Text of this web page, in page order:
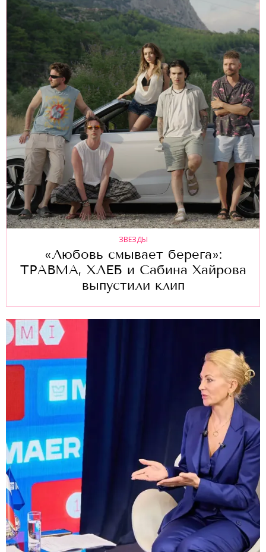
ЗВЕЗДЫ
«Любовь смывает берега»:
ТРАВМА, ХЛЕБ и Сабина Хайрова
выпустили клип